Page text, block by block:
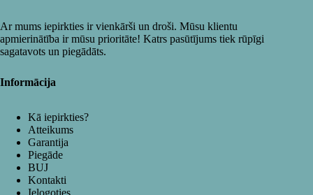
Ar mums iepirkties ir vienkārši un droši. Mūsu klientu
apmierinātība ir mūsu prioritāte! Katrs pasūtījums tiek rūpīgi
sagatavots un piegādāts.
Informācija
Kā iepirkties?
Atteikums
Garantija
Piegāde
BUJ
Kontakti
Ielogoties